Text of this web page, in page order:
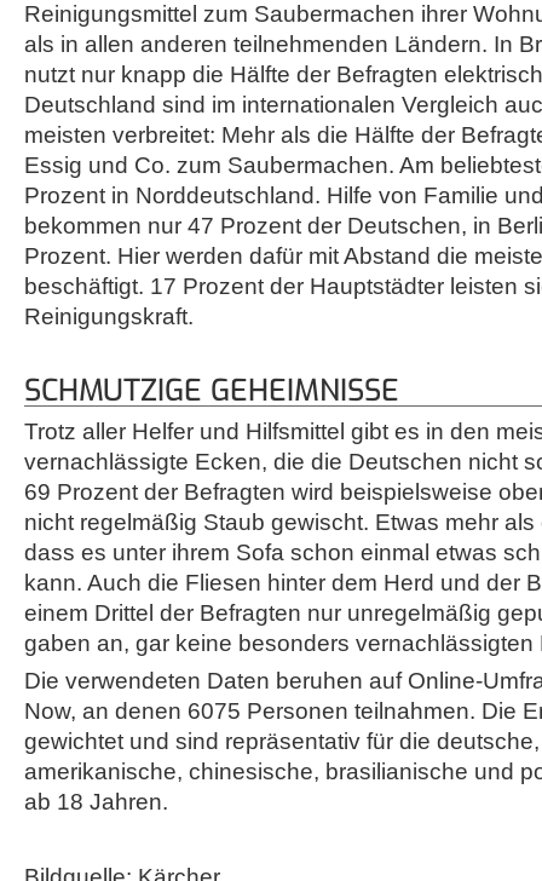
Reinigungsmittel zum Saubermachen ihrer
als in allen anderen teilnehmenden Ländern. In
nutzt nur knapp die Hälfte der Befragten
Deutschland sind im internationalen Vergleich
meisten verbreitet: Mehr als die Hälfte der
Essig und Co. zum Saubermachen. Am
Prozent in Norddeutschland. Hilfe von Familie
bekommen nur 47 Prozent der Deutschen, in
Prozent. Hier werden dafür mit Abstand die
beschäftigt. 17 Prozent der Hauptstädter leisten
Reinigungskraft.
SCHMUTZIGE GEHEIMNISSE
Trotz aller Helfer und Hilfsmittel gibt es in den
vernachlässigte Ecken, die die Deutschen nicht
69 Prozent der Befragten wird beispielsweise
nicht regelmäßig Staub gewischt. Etwas mehr
dass es unter ihrem Sofa schon einmal etwas
kann. Auch die Fliesen hinter dem Herd und der
einem Drittel der Befragten nur unregelmäßig
gaben an, gar keine besonders
Die verwendeten Daten beruhen auf Online-
Now, an denen 6075 Personen teilnahmen. Die
gewichtet und sind repräsentativ für die
amerikanische, chinesische, brasilianische und
ab 18 Jahren.